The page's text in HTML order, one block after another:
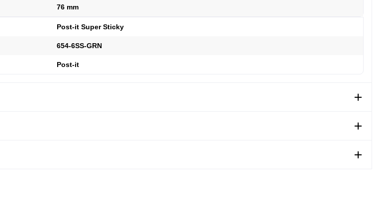
76 mm
Post-it Super Sticky
654-6SS-GRN
Post-it